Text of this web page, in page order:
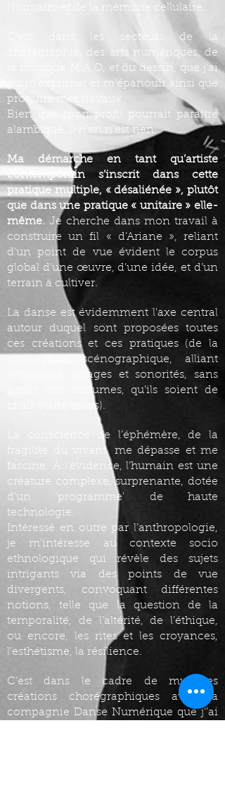
l’humain, et de la mémoire cellulaire.
C’est dans les secteurs de la
chorégraphie, des arts numériques, de
la musique M.A.O, et du dessin, que j’ai
pu m’exprimer et m’épanouir ainsi que
produire mes travaux.
Bien que mon profil pourrait paraître
alambiqué, il n’en n’est rien.
Ma démarche en tant qu’artiste
contemporain s’inscrit dans cette
pratique multiple, « désaliénée », plutôt
que dans une pratique « unitaire » elle-
même. Je cherche dans mon travail à
construire un fil « d’Ariane », reliant
d’un point de vue évident le corpus
global d’une œuvre, d’une idée, et d’un
terrain à cultiver.
La danse est évidemment l'axe central
autour duquel sont proposées toutes
ces créations et ces pratiques (de la
conception scénographique, alliant
rythmique, images et sonorités, sans
parler des costumes, qu’ils soient de
chair ou de tissus).
La conscience de l’éphémère, de la
fragilité du vivant, me dépasse et me
fascine. À l’évidence, l’humain est une
créature complexe, surprenante, dotée
d'un 'programme' de haute
technologie.
Intéressé en outre par l’anthropologie,
je m’intéresse au contexte socio
ethnologique qui révèle des sujets
intrigants via des points de vue
divergents, convoquant différentes
notions, telle que la question de la
temporalité, de l’altérité, de l’éthique,
ou encore, les rites et les croyances,
l’esthétisme, la résilience.
C’est dans le cadre de multiples
créations chorégraphiques avec la
compagnie Danse Numérique que j’’ai